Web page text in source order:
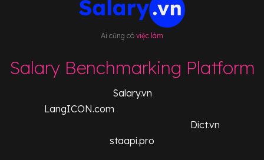
Ai cũng có việc làm
Salary Benchmarking Platform
Salary.vn
LangICON.com
Dict.vn
staapi.pro